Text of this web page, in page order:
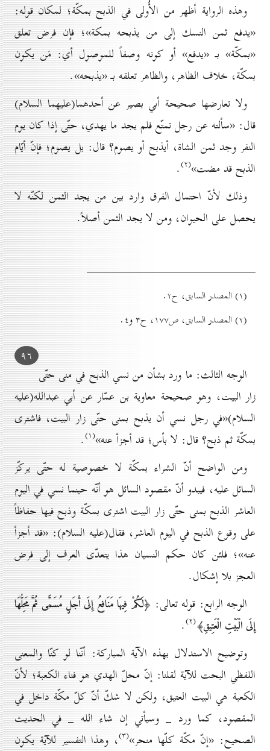
وهذه الرواية أظهر من الأُولى في الذبح بمكّة؛ لمكان قوله:
«يدفع ثمن النسك إلى من يذبحه بمكة»؛ فإن فرض تعلق
«بمكّة» بـ «يدفع» أو كونه وصفاً للموصول أي: مَن يكون
بمكّة، خلاف الظاهر، والظاهر تعلقه بـ «يذبحه».
ولا تعارضها صحيحة أبي بصير عن أحدهما(علیهما السلام)
قال: «سألته عن رجل تمتّع فلم يجد ما يهدي، حتّى إذا كان يوم
النفر وجد ثمن الشاة، أيذبح أو يصوم؟ قال: بل يصوم؛ فإنّ أيّام
الذبح قد مضت»(۲) .
وذلك لأنّ احتمال الفرق وارد بين من يجد الثمن لكنّه لا
يحصل على الحيوان، ومن لا يجد الثمن أصلاً.
(۱) المصدر السابق، ح۲.
(۲) المصدر السابق، ص۱۷۷، ح۳ و٤.
۹٦
الوجه الثالث: ما ورد بشأن من نسي الذبح في منى حتّى
زار البيت، وهو صحيحة معاوية بن عمّار عن أبي عبدالله(علیه
السلام)«في رجل نسي أن يذبح بمنى حتّى زار البيت، فاشترى
بمكّة ثم ذبح؟ قال: لا بأس؛ قد أجزأ عنه»(۱) .
ومن الواضح أنّ الشراء بمكّة لا خصوصية له حتّى يركّز
السائل عليه، فيبدو أنّ مقصود السائل هو أنّه حينما نسي في اليوم
العاشر الذبح بمنى حتّى زار البيت اشترى بمكّة وذبح فيها حفاظاً
على وقوع الذبح في اليوم العاشر، فقال(علیه السلام): «قد أجزأ
عنه»؛ فلئن كان حكم النسيان هذا يتعدّى العرف إلى فرض
العجز بلا إشكال.
الوجه الرابع: قوله تعالى: ﴿لَكُمْ فِيهَا مَنَافِعُ إِلَى أَجَلٍ مُسَمًّى ثُمَّ مَحِلُّهَا
إِلَى الْبَيْتِ الْعَتِيقِ﴾(۲) .
وتوضيح الاستدلال بهذه الآية المباركة: أنّنا لو كنّا والمعنى
اللفظي البحت للآية لقلنا: إنّ محلّ الهدي هو فناء الكعبة؛ لأنّ
الكعبة هي البيت العتيق، ولكن لا شكّ أنّ كلّ مكّة داخل في
المقصود، كما ورد _ وسيأتي إن شاء الله _ في الحديث
الصحيح: «إنّ مكّة كلّها منحر»(۳) ، وهذا التفسير للآية يكون